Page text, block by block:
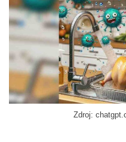
Zdroj: